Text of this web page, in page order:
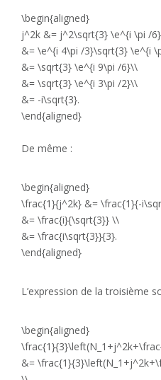
\begin{aligned}
j^2k &= j^2\sqrt{3} \e^{i \pi /
&= \e^{i 4\pi /3}\sqrt{3} \e^{i
&= \sqrt{3} \e^{i 9\pi /6}\\
&= \sqrt{3} \e^{i 3\pi /2}\\
&= -i\sqrt{3}.
\end{aligned}
De même :
\begin{aligned}
\frac{1}{j^2k} &= \frac{1}{-
&= \frac{i}{\sqrt{3}} \\
&= \frac{i\sqrt{3}}{3}.
\end{aligned}
L’expression de la troisième
\begin{aligned}
&=